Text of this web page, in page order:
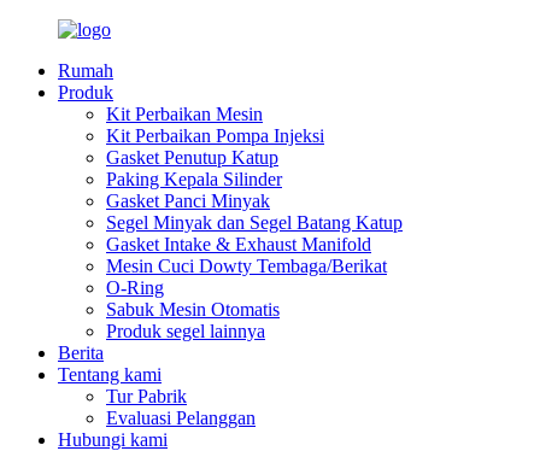
Rumah
Produk
Kit Perbaikan Mesin
Kit Perbaikan Pompa Injeksi
Gasket Penutup Katup
Paking Kepala Silinder
Gasket Panci Minyak
Segel Minyak dan Segel Batang Katup
Gasket Intake & Exhaust Manifold
Mesin Cuci Dowty Tembaga/Berikat
O-Ring
Sabuk Mesin Otomatis
Produk segel lainnya
Berita
Tentang kami
Tur Pabrik
Evaluasi Pelanggan
Hubungi kami